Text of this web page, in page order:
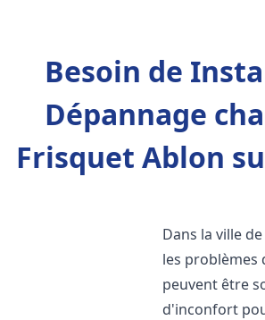
Besoin de
Dépannage
Frisquet Ablon
Dans la ville
les problèmes
peuvent être
d'inconfort